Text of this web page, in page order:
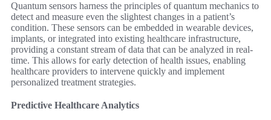
Quantum sensors harness the principles of quantum mechanics to
detect and measure even the slightest changes in a patient’s
condition. These sensors can be embedded in wearable devices,
implants, or integrated into existing healthcare infrastructure,
providing a constant stream of data that can be analyzed in real-
time. This allows for early detection of health issues, enabling
healthcare providers to intervene quickly and implement
personalized treatment strategies.
Predictive Healthcare Analytics